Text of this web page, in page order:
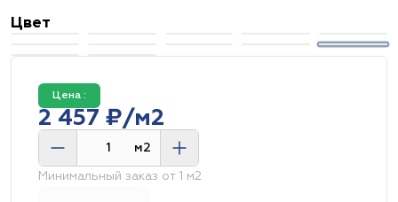
Цвет
Цена :
2 457 ₽/м2
м2
Минимальный заказ от 1 м2